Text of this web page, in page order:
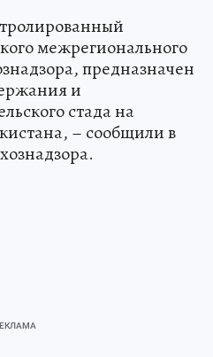
межрегионального
предназначен
и
стада на
– сообщили в